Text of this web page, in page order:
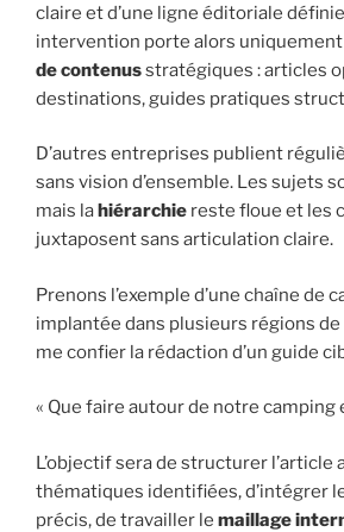
claire et d’une ligne éditoriale
intervention porte alors uniquement
de contenusstratégiques : articles
destinations, guides pratiques
D’autres entreprises publient
sans vision d’ensemble. Les sujets
mais la hiérarchie reste floue et les
juxtaposent sans articulation claire.
Prenons l’exemple d’une chaîne de
implantée dans plusieurs régions de
me confier la rédaction d’un guide
« Que faire autour de notre camping
L’objectif sera de structurer l’article
thématiques identifiées, d’intégrer
précis, de travailler le maillage